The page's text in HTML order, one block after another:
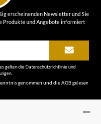
erscheinenden Newsletter und Sie
Produkte und Angebote informiert
gelten die Datenschutzrichtlinieund
.
genommen und dieAGBgelesen